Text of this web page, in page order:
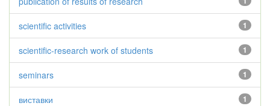
1
scientific activities
1
scientific-research work of students
1
seminars
1
виставки